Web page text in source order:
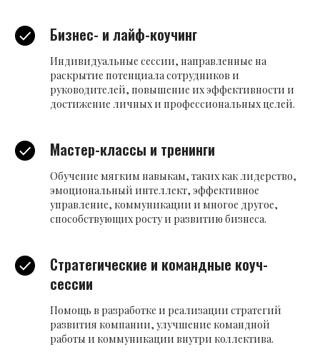
Бизнес- и лайф-коучинг
Индивидуальные сессии, направленные на
раскрытие потенциала сотрудников и
руководителей, повышение их эффективности и
достижение личных и профессиональных целей.
Мастер-классы и тренинги
Обучение мягким навыкам, таких как лидерство,
эмоциональный интеллект, эффективное
управление, коммуникации и многое другое,
способствующих росту и развитию бизнеса.
Стратегические и командные коуч-
сессии
Помощь в разработке и реализации стратегий
развития компании, улучшение командной
работы и коммуникации внутри коллектива.